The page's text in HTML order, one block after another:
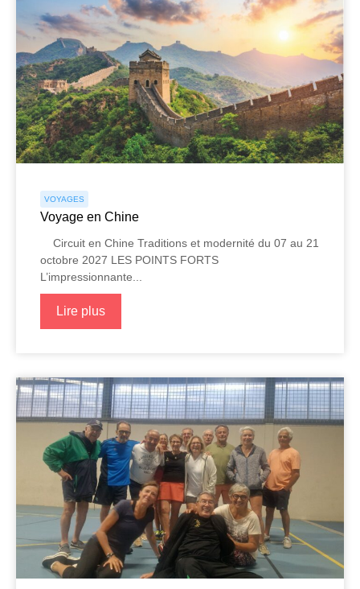
VOYAGES
Voyage en Chine
Circuit en Chine Traditions et modernité du 07 au 21
octobre 2027 LES POINTS FORTS
L’impressionnante...
Lire plus